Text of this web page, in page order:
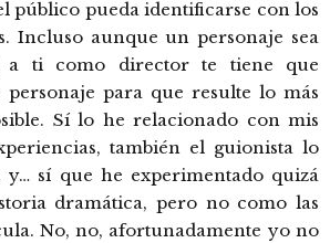
público pueda identificarse con los
Incluso aunque un personaje sea
a ti como director te tiene que
personaje para que resulte lo más
Sí lo he relacionado con mis
también el guionista lo
y… sí que he experimentado quizá
dramática, pero no como las
No, no, afortunadamente yo no